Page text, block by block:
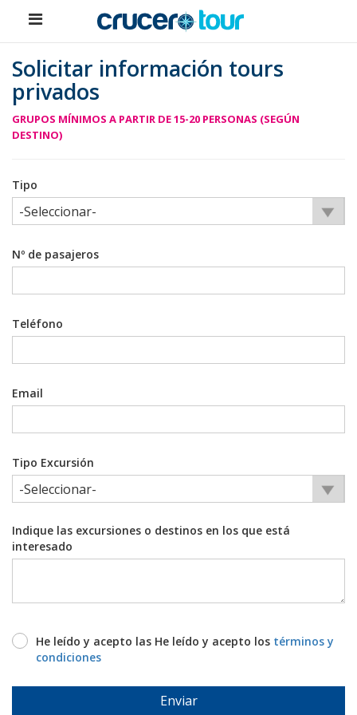
Solicitar información tours
privados
GRUPOS MÍNIMOS A PARTIR DE 15-20 PERSONAS (SEGÚN
DESTINO)
No
bots
Tipo
Nº de pasajeros
Teléfono
Email
Tipo Excursión
Indique las excursiones o destinos en los que está
interesado
He leído y acepto las He leído y acepto los términos y
condiciones